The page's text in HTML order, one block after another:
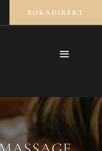
BOKADIREKT